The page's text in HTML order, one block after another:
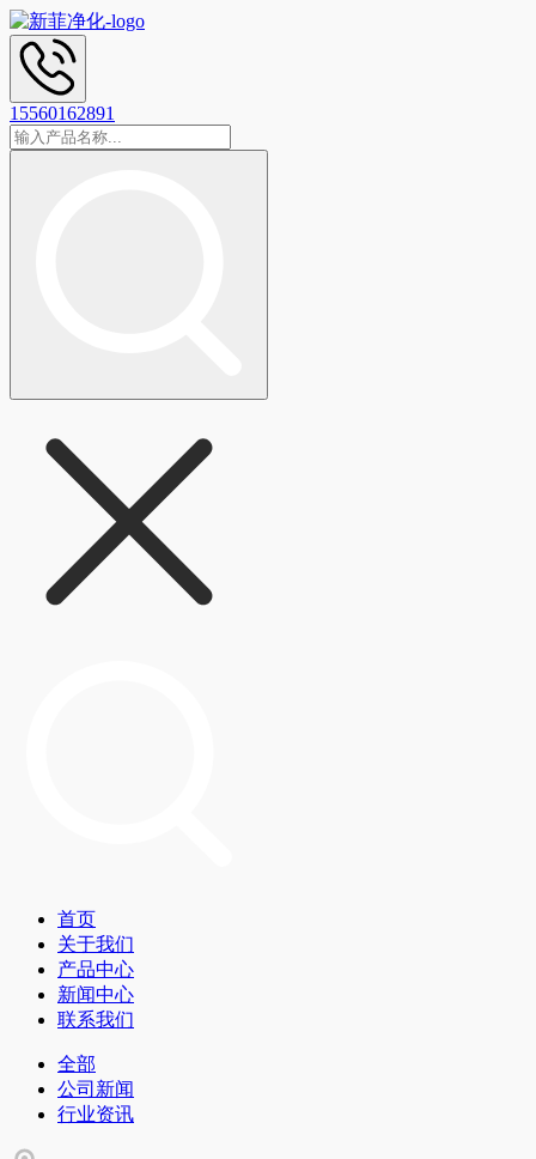
15560162891
首页
关于我们
产品中心
新闻中心
联系我们
全部
公司新闻
行业资讯